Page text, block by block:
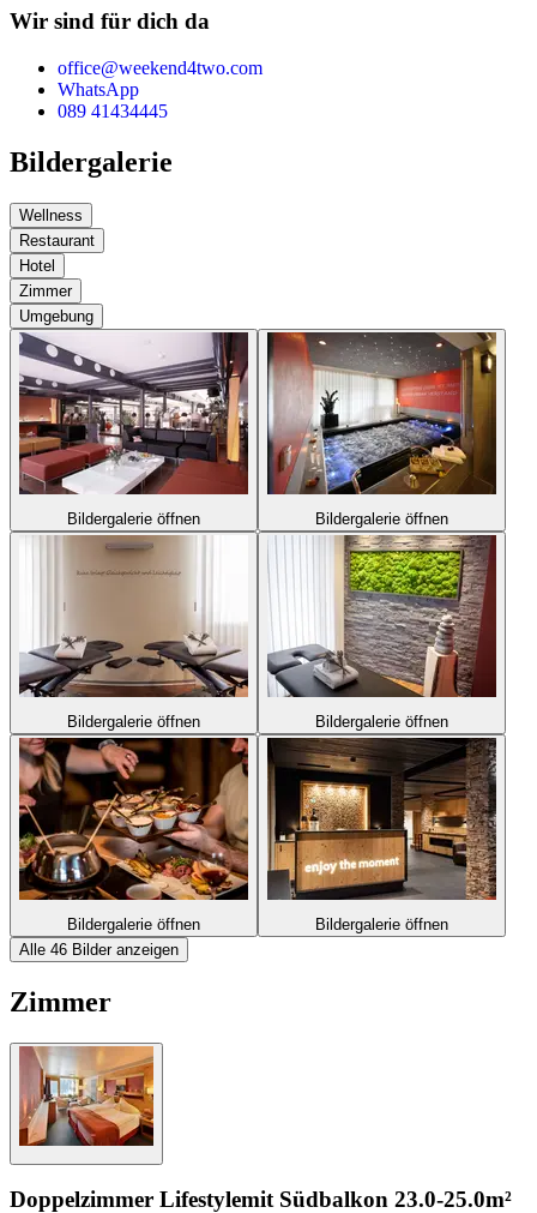
Wir sind für dich da
office@weekend4two.com
WhatsApp
089 41434445
Bildergalerie
Wellness
Restaurant
Hotel
Zimmer
Umgebung
Bildergalerie öffnen Bildergalerie öffnen
Bildergalerie öffnen Bildergalerie öffnen
Bildergalerie öffnen
Bildergalerie öffnen
Alle 46 Bilder anzeigen
Zimmer
Doppelzimmer Lifestylemit Südbalkon 23.0-25.0m²